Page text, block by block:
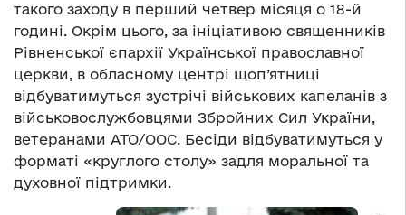
такого заходу в перший четвер місяця о 18-й
годині. Окрім цього, за ініціативою священників
Рівненської єпархії Української православної
церкви, в обласному центрі щоп’ятниці
відбуватимуться зустрічі військових капеланів з
військовослужбовцями Збройних Сил України,
ветеранами АТО/ООС. Бесіди відбуватимуться у
форматі «круглого столу» задля моральної та
духовної підтримки.